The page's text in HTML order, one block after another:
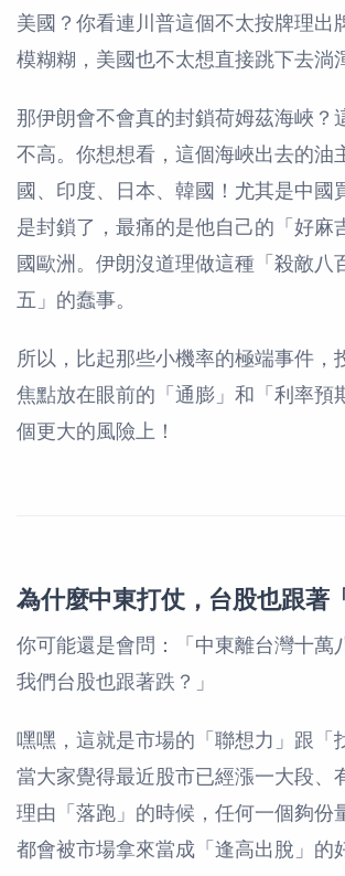
美國？你看連川普這個不太按牌理出
模糊糊，美國也不太想直接跳下去淌
那伊朗會不會真的封鎖荷姆茲海峽？
不高。你想想看，這個海峽出去的油
國、印度、日本、韓國！尤其是中國
是封鎖了，最痛的是他自己的「好麻
國歐洲。伊朗沒道理做這種「殺敵八
五」的蠢事。
所以，比起那些小機率的極端事件，
焦點放在眼前的「通膨」和「利率預
個更大的風險上！
為什麼中東打仗，台股也跟著
你可能還是會問：「中東離台灣十萬
我們台股也跟著跌？」
嘿嘿，這就是市場的「聯想力」跟「
當大家覺得最近股市已經漲一大段、
理由「落跑」的時候，任何一個夠份
都會被市場拿來當成「逢高出脫」的